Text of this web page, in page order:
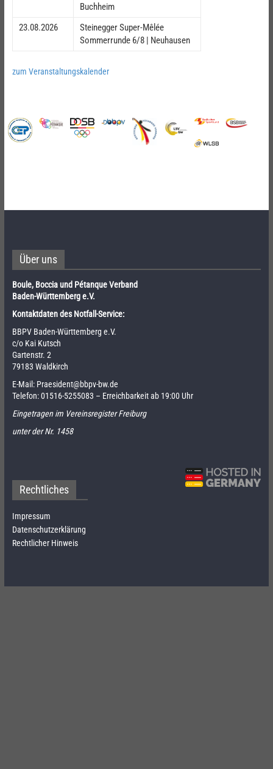
Buchheim
23.08.2026
Steinegger Super-Mêlée
Sommerrunde 6/8 | Neuhausen
zum Veranstaltungskalender
Über uns
Boule, Boccia und Pétanque Verband
Baden-Württemberg e.V.
Kontaktdaten des Notfall-Service:
BBPV Baden-Württemberg e.V.
c/o Kai Kutsch
Gartenstr. 2
79183 Waldkirch
E-Mail: Praesident@bbpv-bw.de
Telefon:01516-5255083 – Erreichbarkeit ab 19:00 Uhr
Eingetragen im Vereinsregister Freiburg
unter der Nr. 1458
Rechtliches
Impressum
Datenschutzerklärung
Rechtlicher Hinweis